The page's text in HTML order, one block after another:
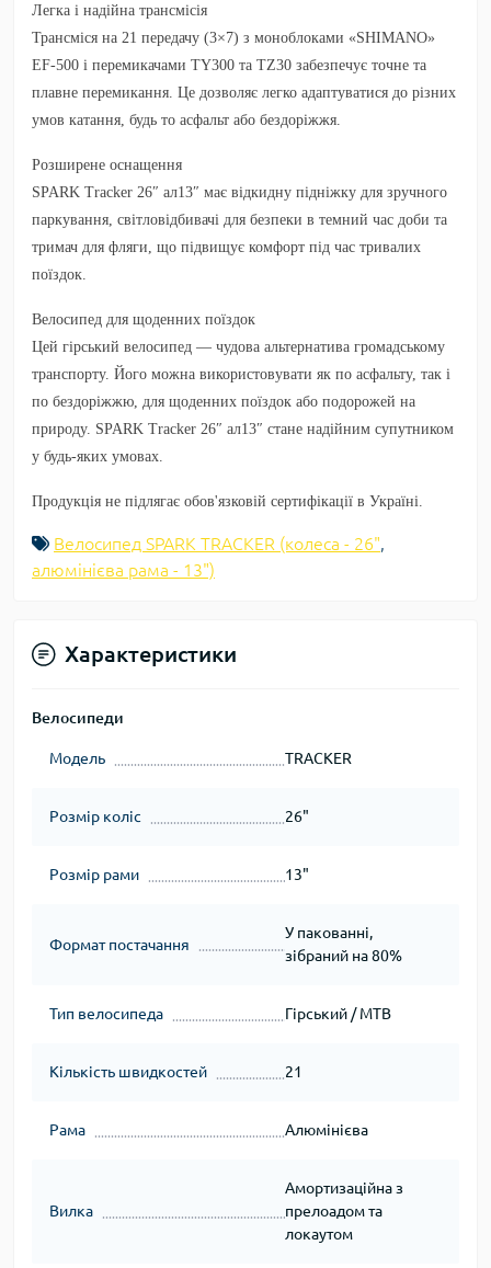
Легка і надійна трансмісія
Трансміся на 21 передачу (3×7) з моноблоками «SHIMANO»
EF-500 і перемикачами TY300 та TZ30 забезпечує точне та
плавне перемикання. Це дозволяє легко адаптуватися до різних
умов катання, будь то асфальт або бездоріжжя.
Розширене оснащення
SPARK Tracker 26″ ал13″ має відкидну підніжку для зручного
паркування, світловідбивачі для безпеки в темний час доби та
тримач для фляги, що підвищує комфорт під час тривалих
поїздок.
Велосипед для щоденних поїздок
Цей гірський велосипед — чудова альтернатива громадському
транспорту. Його можна використовувати як по асфальту, так і
по бездоріжжю, для щоденних поїздок або подорожей на
природу. SPARK Tracker 26″ ал13″ стане надійним супутником
у будь-яких умовах.
Продукція не підлягає обов'язковій сертифікації в Україні.
Велосипед SPARK TRACKER (колеса - 26",
алюмінієва рама - 13")
Характеристики
Велосипеди
Модель TRACKER
Розмір коліс 26"
Розмір рами 13"
Формат постачання
У пакованні,
зібраний на 80%
Тип велосипеда Гірський / MTB
Кількість швидкостей 21
Рама Алюмінієва
Вилка
Амортизаційна з
прелоадом та
локаутом